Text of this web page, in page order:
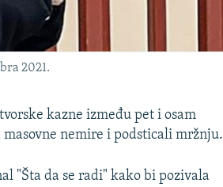
2021.
kazne između pet i osam
nemire i podsticali mržnju.
"Šta da se radi" kako bi pozivala